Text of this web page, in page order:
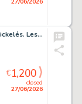
PELLOS (1900-1998) Les pieds Nickelés. Les pieds nickelés...
closed
27/06/2026
€1,200